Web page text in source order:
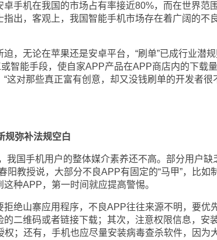
机在我国的市场占有率接近80%，而在世界范围
出，客观上，我国智能手机市场存在着广阔的不
无论在苹果还是安卓平台，“刷单”已成行业潜规
智能手段，使自家APP产品在APP商店内的下载
这对那些真正富有创意，却又没钱刷单的开发者很
规弥补法规空白
国手机用户的整体媒介素养还不高。部分用户缺
阳教授说，大部分不良APP有固定的“马甲”，比如
种APP，第一时间就应提高警惕。
绝山寨应用程序，不良APP往往来源不明，要优
二维码或者链接下载；其次，注意权限信息，安
；还有，手机也应尽量安装病毒查杀软件，因为